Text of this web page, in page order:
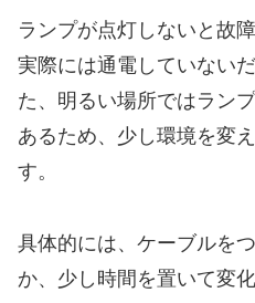
ランプが点灯しないと故
実際には通電していない
た、明るい場所ではラン
あるため、少し環境を変
す。
具体的には、ケーブルを
か、少し時間を置いて変